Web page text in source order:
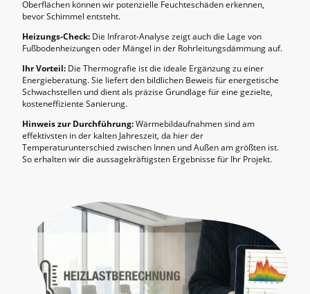
Oberflächen können wir potenzielle Feuchteschäden erkennen,
bevor Schimmel entsteht.
Heizungs-Check: Die Infrarot-Analyse zeigt auch die Lage von
Fußbodenheizungen oder Mängel in der Rohrleitungsdämmung auf.
Ihr Vorteil: Die Thermografie ist die ideale Ergänzung zu einer
Energieberatung. Sie liefert den bildlichen Beweis für energetische
Schwachstellen und dient als präzise Grundlage für eine gezielte,
kosteneffiziente Sanierung.
Hinweis zur Durchführung:Wärmebildaufnahmen sind am
effektivsten in der kalten Jahreszeit, da hier der
Temperaturunterschied zwischen Innen und Außen am größten ist.
So erhalten wir die aussagekräftigsten Ergebnisse für Ihr Projekt.